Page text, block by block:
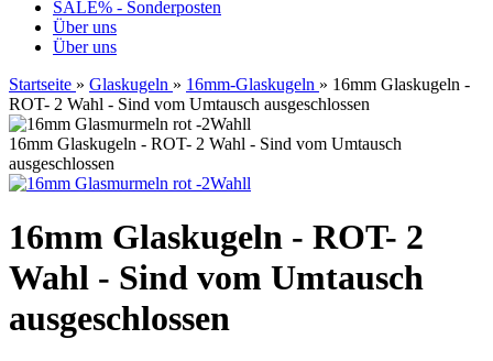
SALE% - Sonderposten
Über uns
Über uns
Startseite » Glaskugeln » 16mm-Glaskugeln » 16mm Glaskugeln -
ROT- 2 Wahl - Sind vom Umtausch ausgeschlossen
16mm Glaskugeln - ROT- 2 Wahl - Sind vom Umtausch
ausgeschlossen
16mm Glaskugeln - ROT- 2
Wahl - Sind vom Umtausch
ausgeschlossen